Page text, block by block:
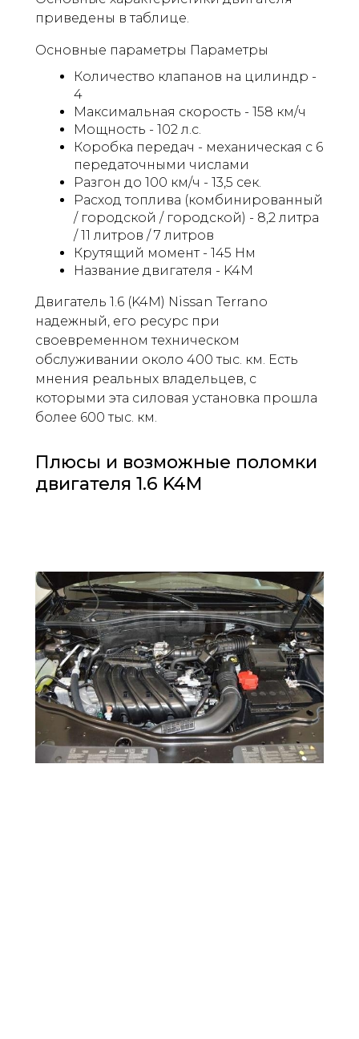
приведены в таблице.
Основные параметры Параметры
Количество клапанов на цилиндр -
4
Максимальная скорость - 158 км/ч
Мощность - 102 л.с.
Коробка передач - механическая с 6
передаточными числами
Разгон до 100 км/ч - 13,5 сек.
Расход топлива (комбинированный
/ городской / городской) - 8,2 литра
/ 11 литров / 7 литров
Крутящий момент - 145 Нм
Название двигателя - K4M
Двигатель 1.6 (K4M) Nissan Terrano
надежный, его ресурс при
своевременном техническом
обслуживании около 400 тыс. км. Есть
мнения реальных владельцев, с
которыми эта силовая установка прошла
более 600 тыс. км.
Плюсы и возможные поломки
двигателя 1.6 K4M